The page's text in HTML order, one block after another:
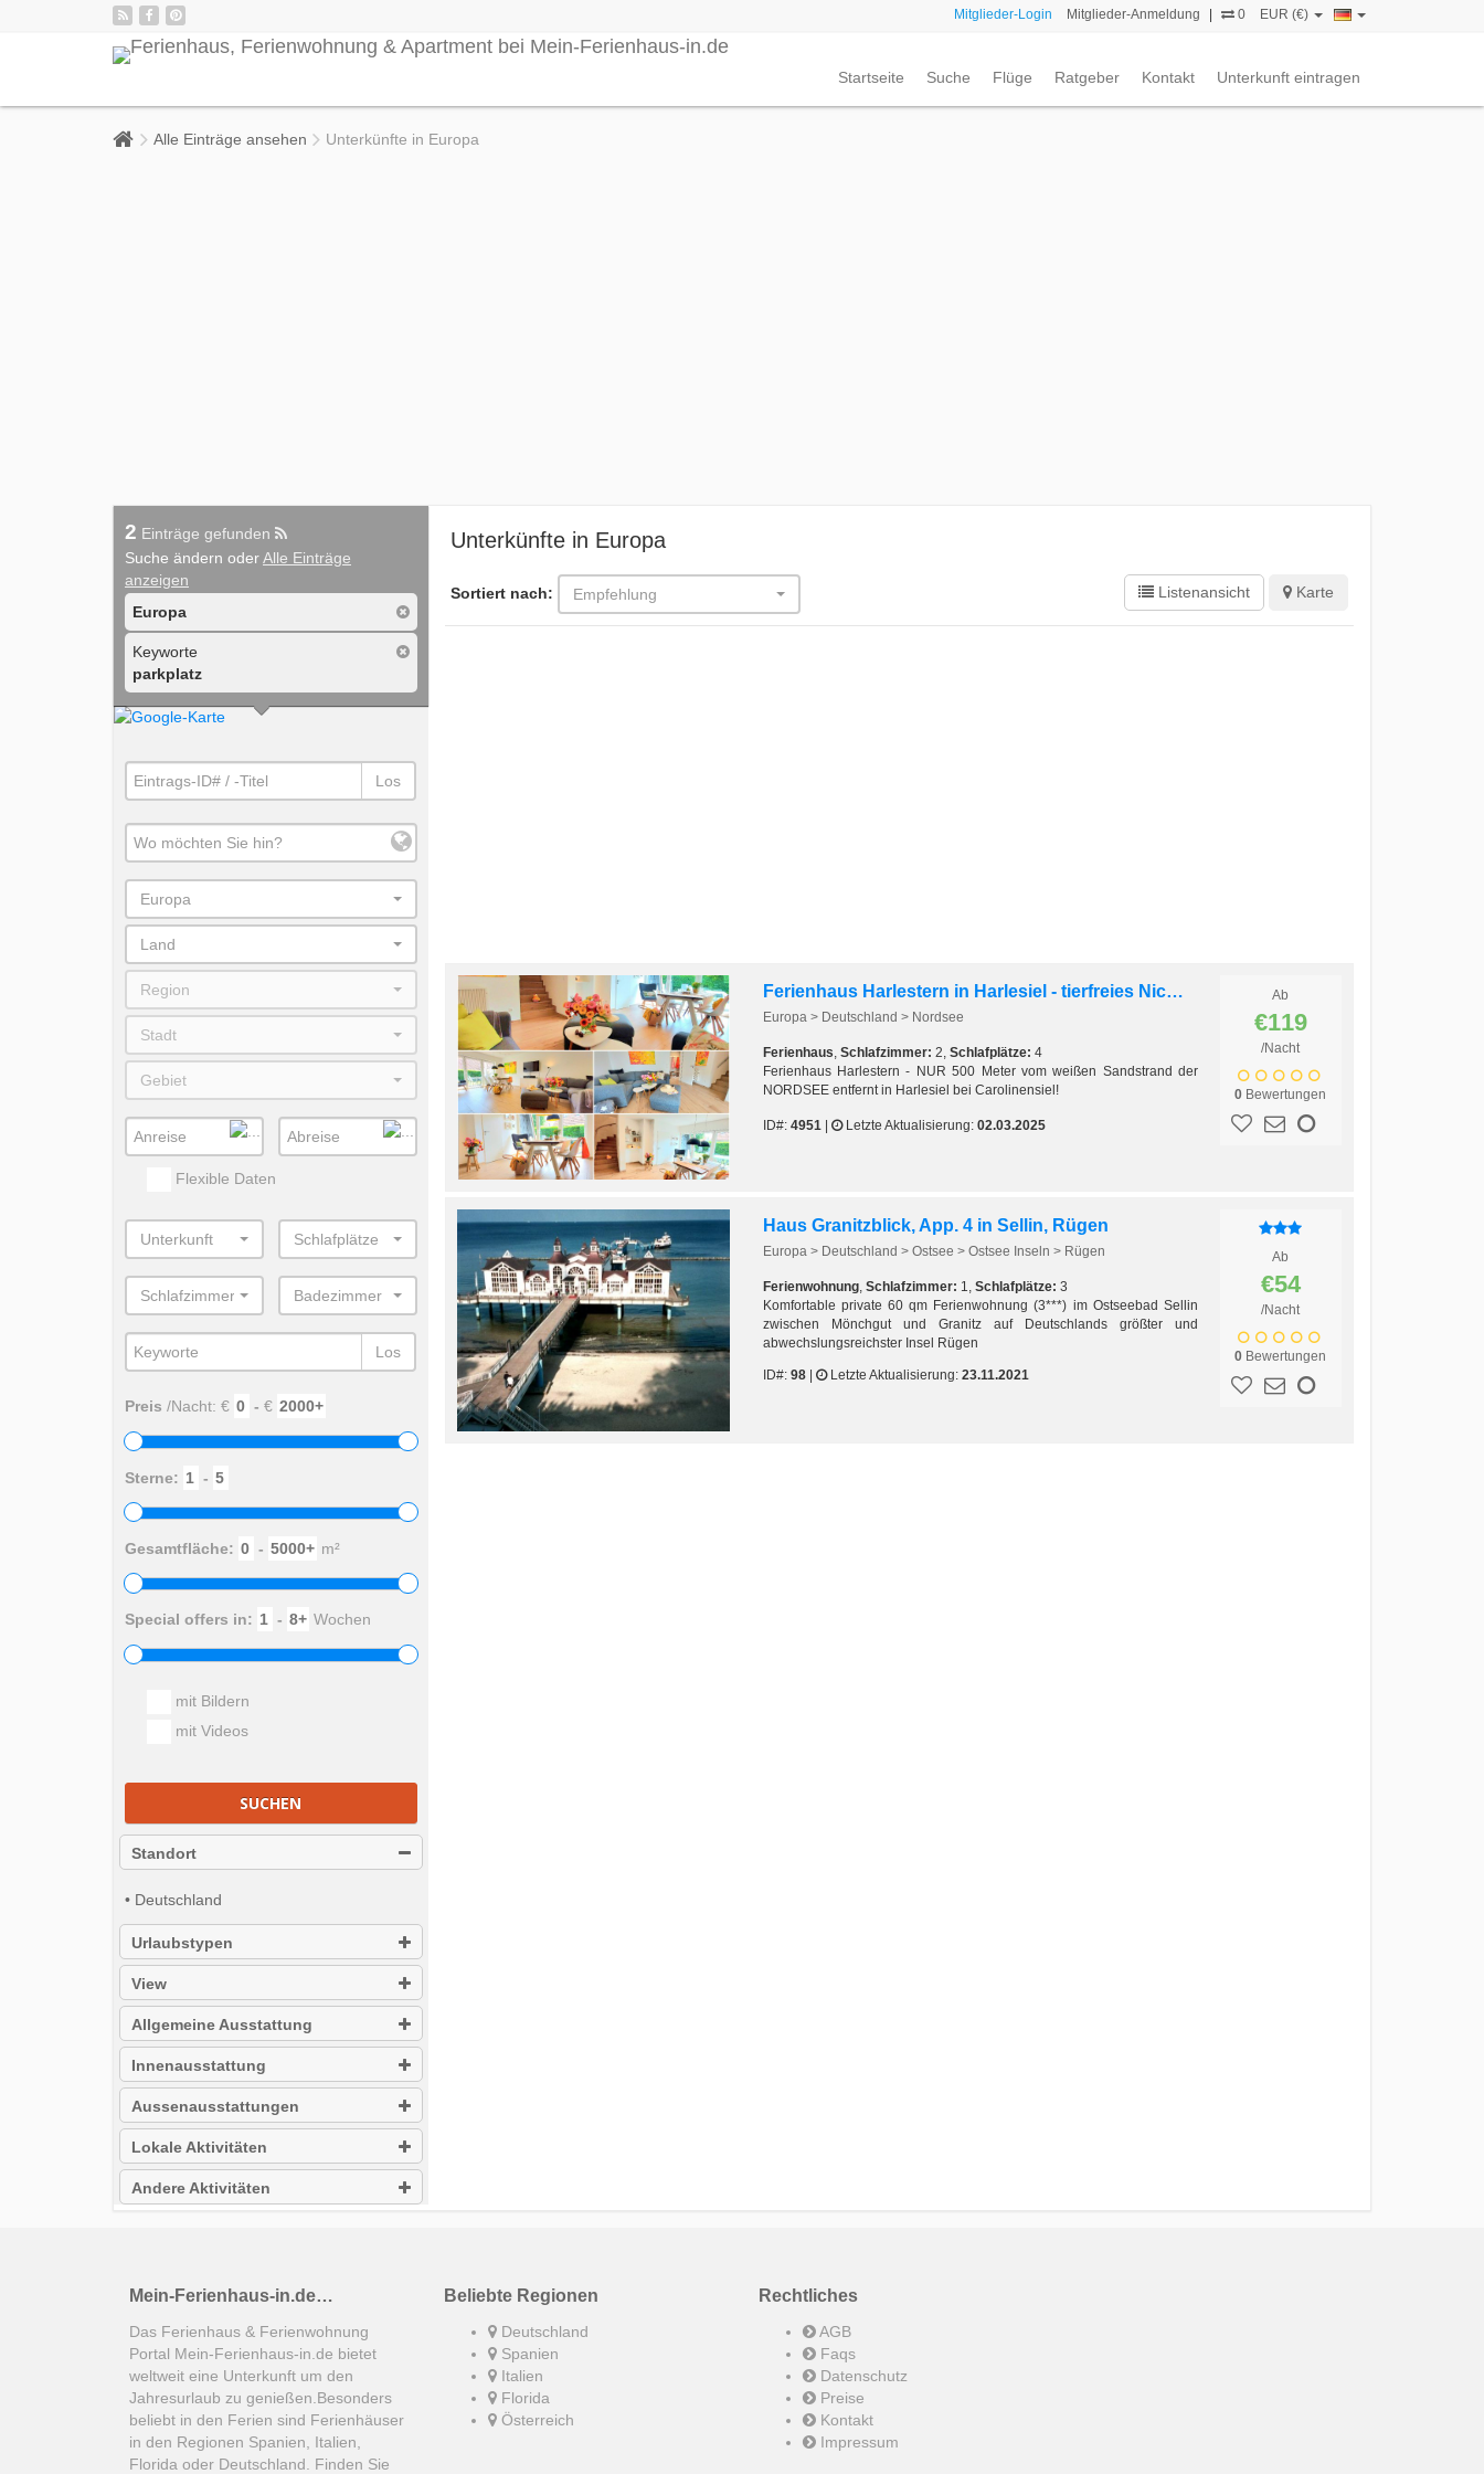
Mitglieder-Login Mitglieder-Anmeldung 0 EUR (€)
Startseite Suche Flüge Ratgeber Kontakt Unterkunft eintragen
Alle Einträge ansehen Unterkünfte in Europa
Unterkünfte in Europa
Sortiert nach: Empfehlung Listenansicht Karte
Ferienhaus Harlestern in Harlesiel - tierfreies Nichtraucherferienhaus
Europa > Deutschland > Nordsee
Ferienhaus, Schlafzimmer: 2, Schlafplätze: 4
Ferienhaus Harlestern - NUR 500 Meter vom weißen Sandstrand der
NORDSEE entfernt in Harlesiel bei Carolinensiel!
ID#: 4951| Letzte Aktualisierung: 02.03.2025
Ab
€119
/Nacht
0 Bewertungen
Haus Granitzblick, App. 4 in Sellin, Rügen
Europa > Deutschland > Ostsee > Ostsee Inseln > Rügen
Ferienwohnung, Schlafzimmer: 1, Schlafplätze: 3
Komfortable private 60 qm Ferienwohnung (3***) im Ostseebad Sellin
zwischen Mönchgut und Granitz auf Deutschlands größter und
abwechslungsreichster Insel Rügen
ID#: 98| Letzte Aktualisierung: 23.11.2021
Ab
€54
/Nacht
0 Bewertungen
2 Einträge gefunden
Suche ändern oderAlle Einträge
anzeigen
Europa
Keyworte
parkplatz
Los
Europa
Land
Region
Stadt
Gebiet
Flexible Daten
Unterkunft Schlafplätze
Schlafzimmer Badezimmer
Los
Preis /Nacht: € - €
Sterne: -
Gesamtfläche: - m²
Special offers in: - Wochen
mit Bildern
mit Videos
SUCHEN
Standort
• Deutschland
Urlaubstypen
View
Allgemeine Ausstattung
Innenausstattung
Aussenausstattungen
Lokale Aktivitäten
Andere Aktivitäten
Mein-Ferienhaus-in.de…
Das Ferienhaus & Ferienwohnung
Portal Mein-Ferienhaus-in.de bietet
weltweit eine Unterkunft um den
Jahresurlaub zu genießen.Besonders
beliebt in den Ferien sind Ferienhäuser
in den Regionen Spanien, Italien,
Florida oder Deutschland. Finden Sie
Beliebte Regionen
Deutschland
Spanien
Italien
Florida
Österreich
Rechtliches
AGB
Faqs
Datenschutz
Preise
Kontakt
Impressum